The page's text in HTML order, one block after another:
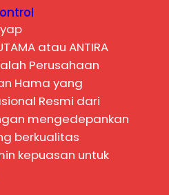
atau ANTIRA
Perusahaan
Hama yang
Resmi dari
mengedepankan
berkualitas
kepuasan untuk